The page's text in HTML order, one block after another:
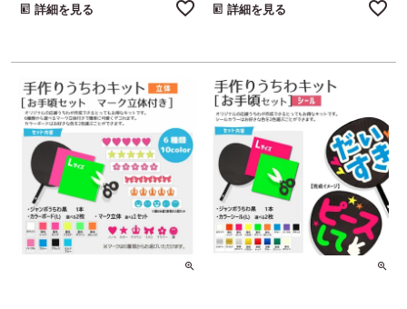
詳細を見る 詳細を見る